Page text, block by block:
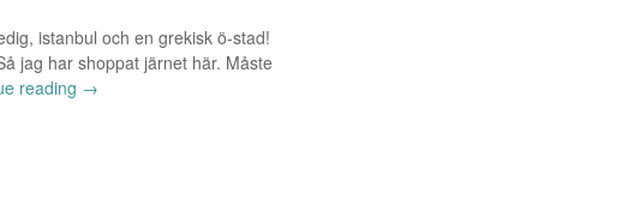
istanbul och en grekisk ö-stad!
jag har shoppat järnet här. Måste
reading →